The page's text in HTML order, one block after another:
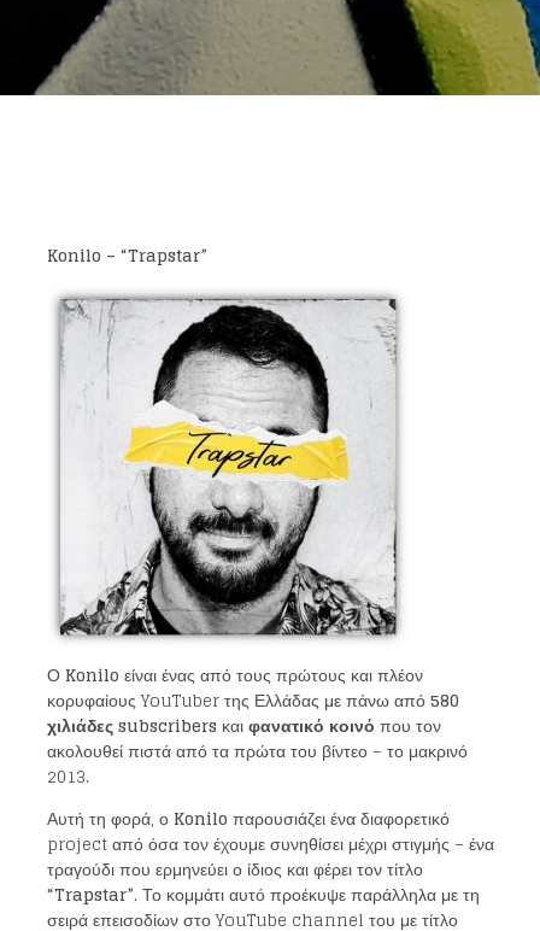
Konilo – “Trapstar”
Ο Konilo είναι ένας από τους πρώτους και πλέον
κορυφαίους YouTuber της Ελλάδας με πάνω από580
χιλιάδεςsubscribers καιφανατικό κοινό που τον
ακολουθεί πιστά από τα πρώτα του βίντεο – το μακρινό
2013.
Αυτή τη φορά, ο Konilo παρουσιάζει ένα διαφορετικό
project από όσα τον έχουμε συνηθίσει μέχρι στιγμής – ένα
τραγούδι που ερμηνεύει ο ίδιος και φέρει τον τίτλο
“Trapstar”. Το κομμάτι αυτό προέκυψε παράλληλα με τη
σειρά επεισοδίων στο YouTube channel του με τίτλο